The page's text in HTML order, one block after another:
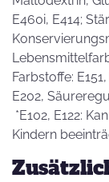
E460i, E414;
Farbstoffe:
E202,
*E102, E122:
Kindern